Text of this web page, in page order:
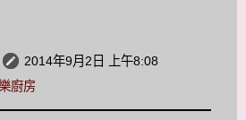
2014年9月2日 上午8:08
廚房